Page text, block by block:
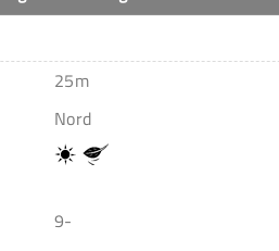
25m
Nord
9-